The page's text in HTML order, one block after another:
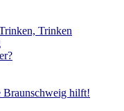
Trinken
Braunschweig hilft!